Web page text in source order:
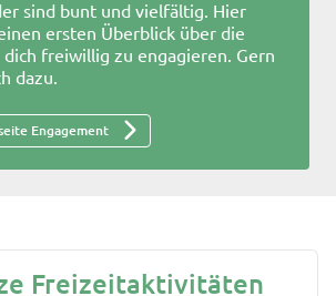
sind bunt und vielfältig. Hier
ersten Überblick über die
freiwillig zu engagieren. Gern
dazu.
Engagement
Freizeitaktivitäten